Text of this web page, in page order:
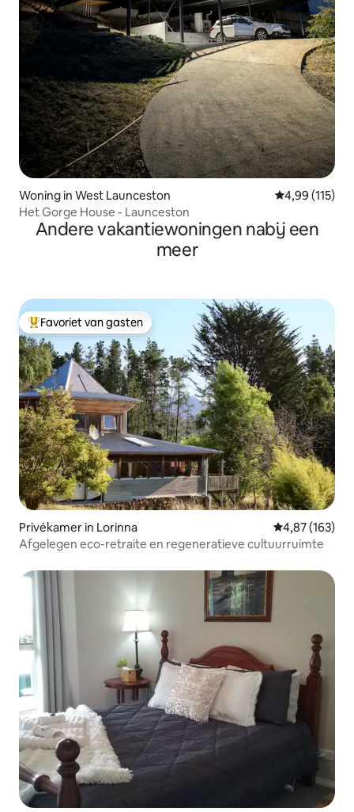
Woning in West Launceston Gemiddelde
4,99 (115)
Het Gorge House - Launceston
Andere vakantiewoningen nabij een
meer
Topfavoriet van gasten
Favoriet van gasten
Privékamer in Lorinna Gemiddelde
4,87 (163)
Afgelegen eco-retraite en regeneratieve cultuurruimte